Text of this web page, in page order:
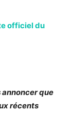
officiel du
annoncer que
récents